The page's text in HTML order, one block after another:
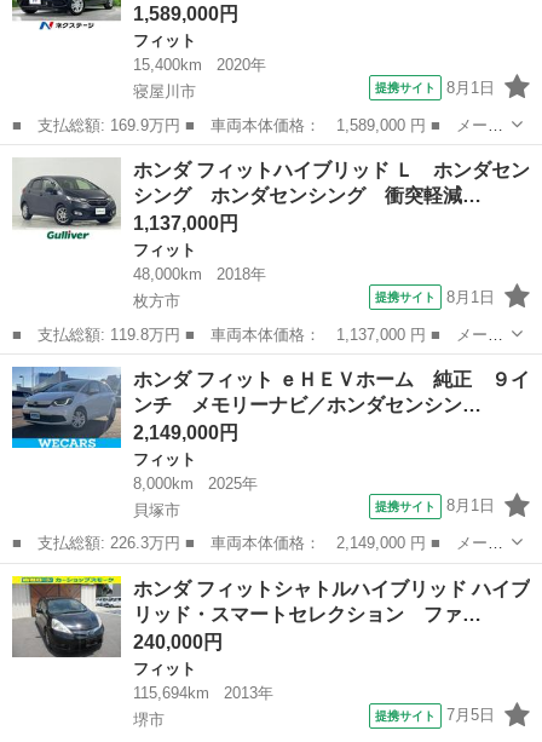
1,589,000円
フィット
15,400km
2020年
寝屋川市
提携サイト 8月1日
■ 支払総額: 169.9万円 ■ 車両本体価格： 1,589,000 円 ■ メーカ
ー名： ホンダ ■ 車種名： フィット ■ グレード名： ｅ：ＨＥ
Ｖホーム 純正８インチナビ バックカメラ 衝突被害軽減システ
ム ドラレ...
大阪 寝屋川市 フィット
ホンダ フィットハイブリッド Ｌ ホンダセン
シング ホンダセンシング 衝突軽減…
1,137,000円
フィット
48,000km
2018年
枚方市
提携サイト 8月1日
■ 支払総額: 119.8万円 ■ 車両本体価格： 1,137,000 円 ■ メーカ
ー名： ホンダ ■ 車種名： フィットハイブリッド ■ グレード
名： Ｌ ホンダセンシング ホンダセンシング 衝突軽減ブレー
キ アダプテ...
大阪 枚方市 フィット
ホンダ フィット ｅＨＥＶホーム 純正 ９イ
ンチ メモリーナビ／ホンダセンシン…
2,149,000円
フィット
8,000km
2025年
貝塚市
提携サイト 8月1日
■ 支払総額: 226.3万円 ■ 車両本体価格： 2,149,000 円 ■ メーカ
ー名： ホンダ ■ 車種名： フィット ■ グレード名： ｅＨＥＶ
ホーム 純正 ９インチ メモリーナビ／ホンダセンシング／マルチ
ビューカ...
大阪 貝塚市 フィット
ホンダ フィットシャトルハイブリッド ハイブ
リッド・スマートセレクション ファ…
240,000円
フィット
115,694km
2013年
堺市
提携サイト 7月5日